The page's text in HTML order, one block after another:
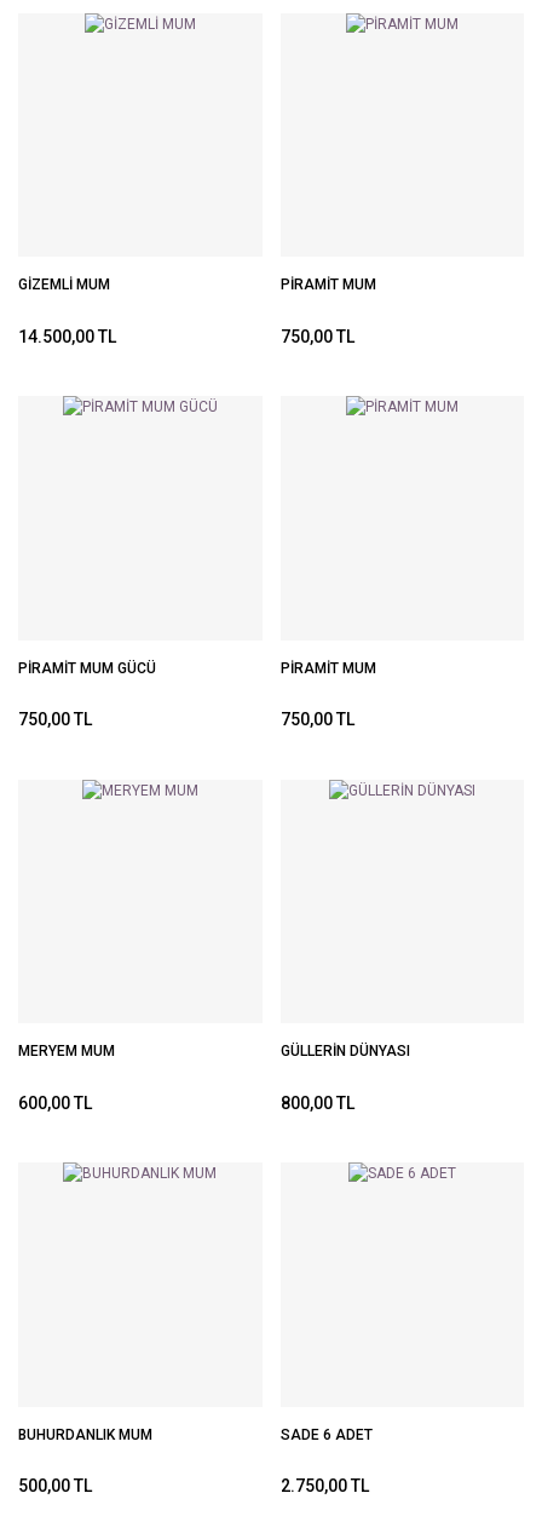
GİZEMLİ MUM
14.500,00 TL
PİRAMİT MUM
750,00 TL
PİRAMİT MUM GÜCÜ
750,00 TL
PİRAMİT MUM
750,00 TL
MERYEM MUM
600,00 TL
GÜLLERİN DÜNYASI
800,00 TL
BUHURDANLIK MUM
500,00 TL
SADE 6 ADET
2.750,00 TL